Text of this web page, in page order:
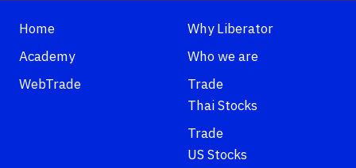
Home
Academy
WebTrade
Why Liberator
Who we are
Trade
Thai Stocks
Trade
US Stocks